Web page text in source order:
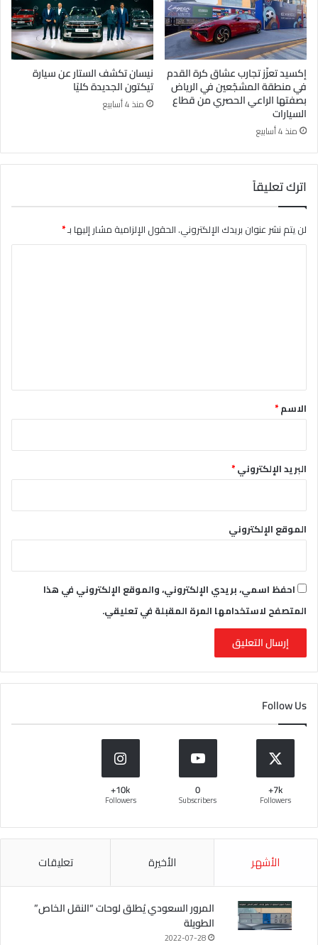
إكسيد تعزّز تجارب عشاق كرة القدم
في منطقة المشجّعين في الرياض
بصفتها الراعي الحصري من قطاع
السيارات
منذ 4 أسابيع
نيسان تكشف الستار عن سيارة
تيكتون الجديدة كليًا
منذ 4 أسابيع
اترك تعليقاً
لن يتم نشر عنوان بريدك الإلكتروني.الحقول الإلزامية مشار إليها بـ*
*الاسم*
البريد الإلكتروني*
الموقع الإلكتروني
احفظ اسمي، بريدي الإلكتروني، والموقع الإلكتروني في هذا
المتصفح لاستخدامها المرة المقبلة في تعليقي.
Follow Us
7k+
Followers
0
Subscribers
10k+
Followers
الأشهر الأخيرة تعليقات
المرور السعودي يُطلق لوحات “النقل الخاص”
الطويلة
2022-07-28